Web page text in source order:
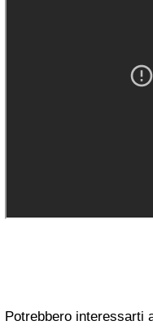
Potrebbero interessarti